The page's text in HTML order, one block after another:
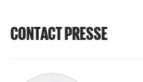
CONTACT PRESSE